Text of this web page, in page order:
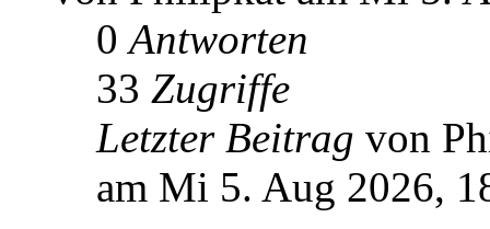
0Antworten
33 Zugriffe
Letzter Beitrag von
am Mi 5. Aug 2026,